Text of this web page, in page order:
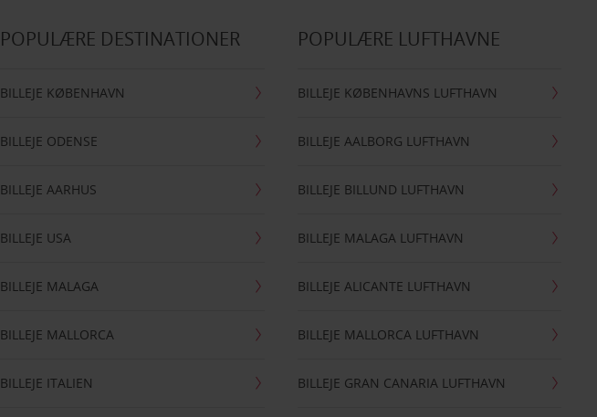
POPULÆRE DESTINATIONER
BILLEJE KØBENHAVN
BILLEJE ODENSE
BILLEJE AARHUS
BILLEJE USA
BILLEJE MALAGA
BILLEJE MALLORCA
BILLEJE ITALIEN
POPULÆRE LUFTHAVNE
BILLEJE KØBENHAVNS LUFTHAVN
BILLEJE AALBORG LUFTHAVN
BILLEJE BILLUND LUFTHAVN
BILLEJE MALAGA LUFTHAVN
BILLEJE ALICANTE LUFTHAVN
BILLEJE MALLORCA LUFTHAVN
BILLEJE GRAN CANARIA LUFTHAVN